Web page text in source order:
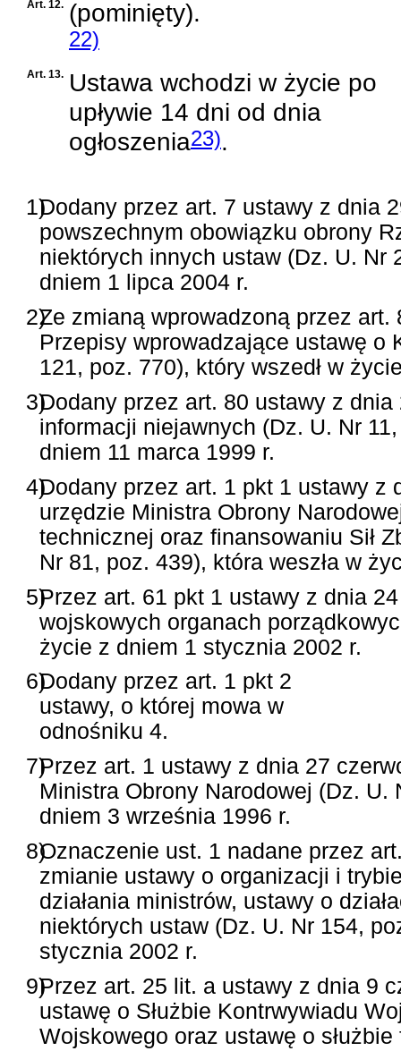
Art. 12. (pominięty).
22)
Art. 13. Ustawa wchodzi w życie po
upływie 14 dni od dnia
ogłoszenia23).
1)Dodany przez art. 7 ustawy z dnia
powszechnym obowiązku obrony
niektórych innych ustaw (Dz. U. Nr
dniem 1 lipca 2004 r.
2)Ze zmianą wprowadzoną przez
Przepisy wprowadzające ustawę o
121, poz. 770), który wszedł w
3)Dodany przez art. 80 ustawy z
informacji niejawnych (Dz. U. Nr
dniem 11 marca 1999 r.
4)Dodany przez art. 1 pkt 1 ustawy z
urzędzie Ministra Obrony
technicznej oraz finansowaniu Sił
Nr 81, poz. 439), która weszła w
5)Przez art. 61 pkt 1 ustawy z dnia
wojskowych organach
życie z dniem 1 stycznia 2002 r.
6)Dodany przez art. 1 pkt 2
ustawy, o której mowa w
odnośniku 4.
7)Przez art. 1 ustawy z dnia 27
Ministra Obrony Narodowej (Dz. U.
dniem 3 września 1996 r.
8)Oznaczenie ust. 1 nadane przez
zmianie ustawy o organizacji i
działania ministrów, ustawy o
niektórych ustaw (Dz. U. Nr 154,
stycznia 2002 r.
9)Przez art. 25 lit. a ustawy z dnia 9
ustawę o Służbie Kontrwywiadu
Wojskowego oraz ustawę o